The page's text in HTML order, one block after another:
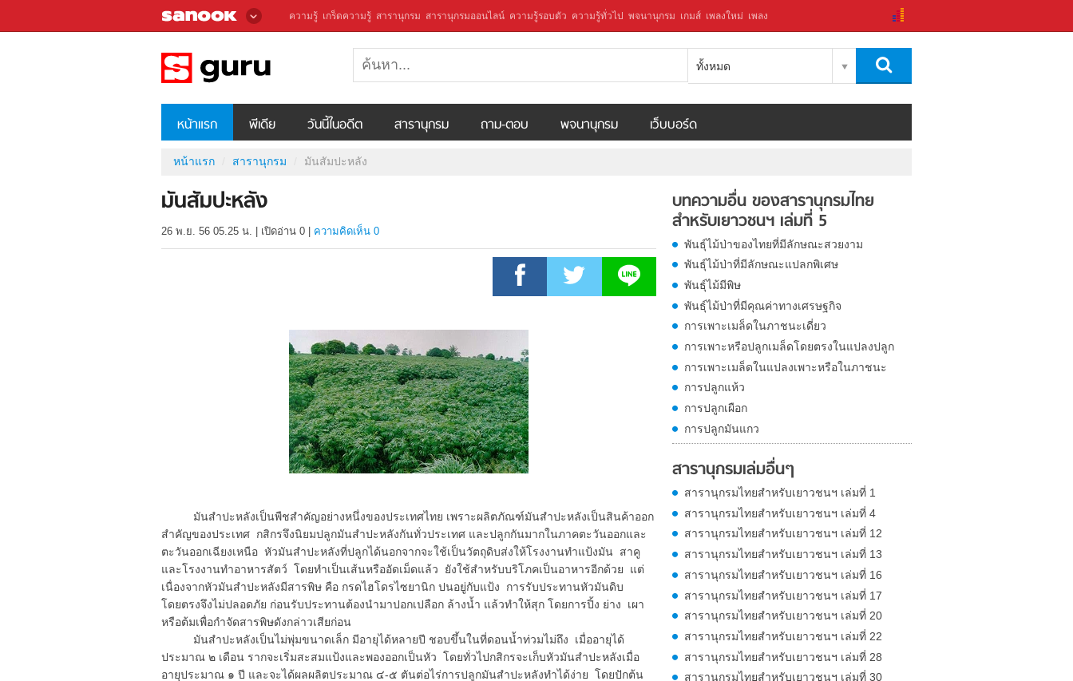
ความรู้ เกร็ดความรู้ สารานุกรม สารานุกรมออนไลน์ ความรู้รอบตัว ความรู้ทั่วไป พจนานุกรม เกมส์ เพลงใหม่ เพลง
ทั้งหมด
หน้าแรก พีเดีย วันนี้ในอดีต สารานุกรม ถาม-ตอบ พจนานุกรม เว็บบอร์ด
หน้าแรก สารานุกรม มันสัมปะหลัง
มันสัมปะหลัง
26 พ.ย. 56 05.25 น. เปิดอ่าน 0 ความคิดเห็น 0
มันสำปะหลังเป็นพืชสำคัญอย่างหนึ่งของประเทศไทย เพราะผลิตภัณฑ์มันสำปะหลังเป็นสินค้าออก
สำคัญของประเทศ กสิกรจึงนิยมปลูกมันสำปะหลังกันทั่วประเทศ และปลูกกันมากในภาคตะวันออกและ
ตะวันออกเฉียงเหนือ หัวมันสำปะหลังที่ปลูกได้นอกจากจะใช้เป็นวัตถุดิบส่งให้โรงงานทำแป้งมัน สาคู
และโรงงานทำอาหารสัตว์ โดยทำเป็นเส้นหรืออัดเม็ดแล้ว ยังใช้สำหรับบริโภคเป็นอาหารอีกด้วย แต่
เนื่องจากหัวมันสำปะหลังมีสารพิษ คือ กรดไฮโดรไซยานิก ปนอยู่กับแป้ง การรับประทานหัวมันดิบ
โดยตรงจึงไม่ปลอดภัย ก่อนรับประทานต้องนำมาปอกเปลือก ล้างน้ำ แล้วทำให้สุก โดยการปิ้ง ย่าง เผา
หรือต้มเพื่อกำจัดสารพิษดังกล่าวเสียก่อน
มันสำปะหลังเป็นไม่พุ่มขนาดเล็ก มีอายุได้หลายปี ชอบขึ้นในที่ดอนน้ำท่วมไม่ถึง เมื่ออายุได้
ประมาณ ๒ เดือน รากจะเริ่มสะสมแป้งและพองออกเป็นหัว โดยทั่วไปกสิกรจะเก็บหัวมันสำปะหลังเมื่อ
อายุประมาณ ๑ ปี และจะได้ผลผลิตประมาณ ๔-๕ ตันต่อไร่การปลูกมันสำปะหลังทำได้ง่าย โดยปักต้น
บทความอื่น ของสารานุกรมไทย
สำหรับเยาวชนฯ เล่มที่ 5
พันธุ์ไม้ป่าของไทยที่มีลักษณะสวยงาม
พันธุ์ไม้ป่าที่มีลักษณะแปลกพิเศษ
พันธุ์ไม้มีพิษ
พันธุ์ไม้ป่าที่มีคุณค่าทางเศรษฐกิจ
การเพาะเมล็ดในภาชนะเดี่ยว
การเพาะหรือปลูกเมล็ดโดยตรงในแปลงปลูก
การเพาะเมล็ดในแปลงเพาะหรือในภาชนะ
การปลูกแห้ว
การปลูกเผือก
การปลูกมันแกว
สารานุกรมเล่มอื่นๆ
สารานุกรมไทยสำหรับเยาวชนฯ เล่มที่ 1
สารานุกรมไทยสำหรับเยาวชนฯ เล่มที่ 4
สารานุกรมไทยสำหรับเยาวชนฯ เล่มที่ 12
สารานุกรมไทยสำหรับเยาวชนฯ เล่มที่ 13
สารานุกรมไทยสำหรับเยาวชนฯ เล่มที่ 16
สารานุกรมไทยสำหรับเยาวชนฯ เล่มที่ 17
สารานุกรมไทยสำหรับเยาวชนฯ เล่มที่ 20
สารานุกรมไทยสำหรับเยาวชนฯ เล่มที่ 22
สารานุกรมไทยสำหรับเยาวชนฯ เล่มที่ 28
สารานุกรมไทยสำหรับเยาวชนฯ เล่มที่ 30